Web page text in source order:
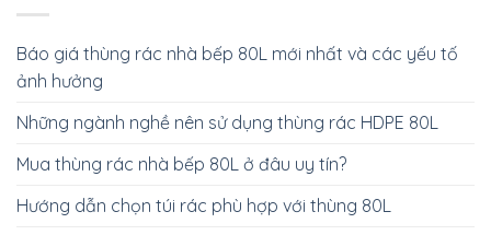
Báo giá thùng rác nhà bếp 80L mới nhất và các yếu tố
ảnh hưởng
Những ngành nghề nên sử dụng thùng rác HDPE 80L
Mua thùng rác nhà bếp 80L ở đâu uy tín?
Hướng dẫn chọn túi rác phù hợp với thùng 80L